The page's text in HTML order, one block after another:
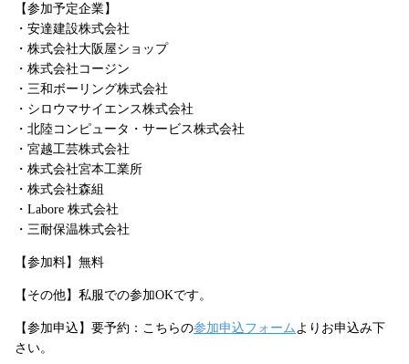
【参加予定企業】
・安達建設株式会社
・株式会社大阪屋ショップ
・株式会社コージン
・三和ボーリング株式会社
・シロウマサイエンス株式会社
・北陸コンピュータ・サービス株式会社
・宮越工芸株式会社
・株式会社宮本工業所
・株式会社森組
・Labore 株式会社
・三耐保温株式会社
【参加料】無料
【その他】私服での参加OKです。
【参加申込】要予約：こちらの参加申込フォームよりお申込み下
さい。